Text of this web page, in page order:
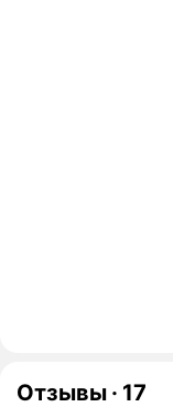
Отзывы · 17